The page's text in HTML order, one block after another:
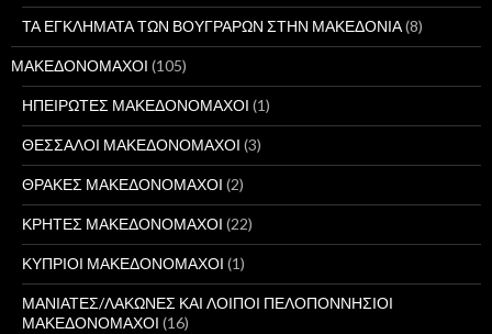
ΤΑ ΕΓΚΛΗΜΑΤΑ ΤΩΝ ΒΟΥΓΡΑΡΩΝ ΣΤΗΝ ΜΑΚΕΔΟΝΙΑ(8)
ΜΑΚΕΔΟΝΟΜΑΧΟΙ (105)
ΗΠΕΙΡΩΤΕΣ ΜΑΚΕΔΟΝΟΜΑΧΟΙ (1)
ΘΕΣΣΑΛΟΙ ΜΑΚΕΔΟΝΟΜΑΧΟΙ (3)
ΘΡΑΚΕΣ ΜΑΚΕΔΟΝΟΜΑΧΟΙ (2)
ΚΡΗΤΕΣ ΜΑΚΕΔΟΝΟΜΑΧΟΙ (22)
ΚΥΠΡΙΟΙ ΜΑΚΕΔΟΝΟΜΑΧΟΙ (1)
ΜΑΝΙΑΤΕΣ/ΛΑΚΩΝΕΣ ΚΑΙ ΛΟΙΠΟΙ ΠΕΛΟΠΟΝΝΗΣΙΟΙ
ΜΑΚΕΔΟΝΟΜΑΧΟΙ (16)